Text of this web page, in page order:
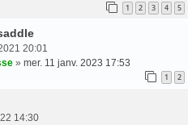
1 2 3 4 5
20:01
» mer. 11 janv. 2023 17:53
1 2
14:30